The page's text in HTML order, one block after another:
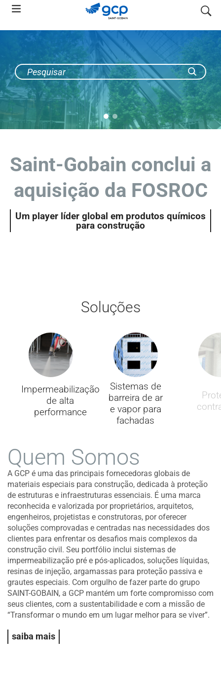
Skip
main
Saint-Gobain conclui a
aquisição da FOSROC
Um player líder global em produtos químicos
para construção
Soluções
Impermeabilização
de alta
performance
Sistemas de
barreira de ar
e vapor para
fachadas
Quem Somos
A GCP é uma das principais fornecedoras globais de
materiais especiais para construção, dedicada à proteção
de estruturas e infraestruturas essenciais. É uma marca
reconhecida e valorizada por proprietários, arquitetos,
engenheiros, projetistas e construtoras, por oferecer
soluções comprovadas e centradas nas necessidades dos
clientes para enfrentar os desafios mais complexos da
construção civil. Seu portfólio inclui sistemas de
impermeabilização pré e pós-aplicados, soluções líquidas,
resinas de injeção, argamassas para proteção passiva e
grautes especiais. Com orgulho de fazer parte do grupo
SAINT-GOBAIN, a GCP mantém um forte compromisso com
seus clientes, com a sustentabilidade e com a missão de
“Transformar o mundo em um lugar melhor para se viver”.
saiba mais